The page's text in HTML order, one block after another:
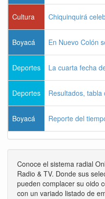
Cultura Chiquinquirá
Boyacá En Nuevo Colón
Deportes La cuarta fecha
Deportes Resultados,
Boyacá Reporte del
Conoce el sistema radial
Radio & TV. Donde sus
pueden complacer su oido
con un variado listado de